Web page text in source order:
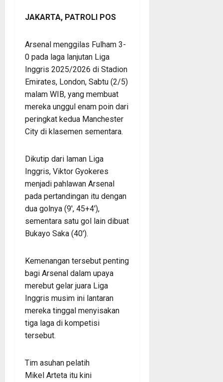
JAKARTA, PATROLI POS
Arsenal menggilas Fulham 3-
0 pada laga lanjutan Liga
Inggris 2025/2026 di Stadion
Emirates, London, Sabtu (2/5)
malam WIB, yang membuat
mereka unggul enam poin dari
peringkat kedua Manchester
City di klasemen sementara.
Dikutip dari laman Liga
Inggris, Viktor Gyokeres
menjadi pahlawan Arsenal
pada pertandingan itu dengan
dua golnya (9′, 45+4′),
sementara satu gol lain dibuat
Bukayo Saka (40′).
Kemenangan tersebut penting
bagi Arsenal dalam upaya
merebut gelar juara Liga
Inggris musim ini lantaran
mereka tinggal menyisakan
tiga laga di kompetisi
tersebut.
Tim asuhan pelatih
Mikel Arteta itu kini